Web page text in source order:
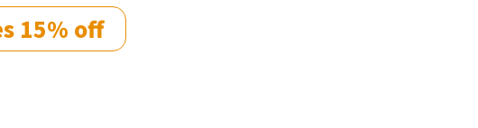
15% off